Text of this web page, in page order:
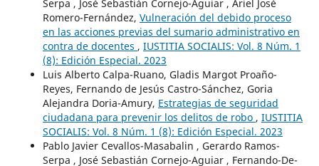
Serpa , José Sebastián Cornejo-Aguiar , Ariel José
Romero-Fernández, Vulneración del debido proceso
en las acciones previas del sumario administrativo en
contra de docentes , IUSTITIA SOCIALIS: Vol. 8 Núm. 1
(8): Edición Especial. 2023
Luis Alberto Calpa-Ruano, Gladis Margot Proaño-
Reyes, Fernando de Jesús Castro-Sánchez, Goria
Alejandra Doria-Amury, Estrategias de seguridad
ciudadana para prevenir los delitos de robo , IUSTITIA
SOCIALIS: Vol. 8 Núm. 1 (8): Edición Especial. 2023
Pablo Javier Cevallos-Masabalin , Gerardo Ramos-
Serpa , José Sebastián Cornejo-Aguiar , Fernando-De-